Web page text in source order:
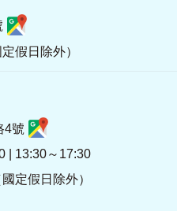
假日除外）
4號
| 13:30～17:30
定假日除外）